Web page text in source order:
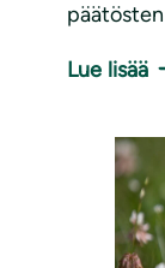
Lue lisää